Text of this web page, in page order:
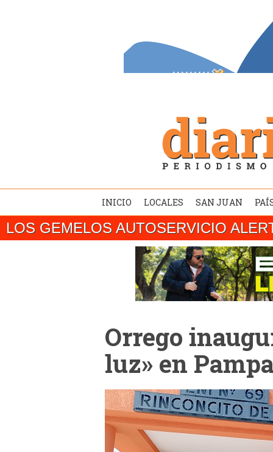
INICIO LOCALES SAN JUAN
LOS GEMELOS AUTOSERVICIO
SAN JUAN/ El gobernador Marcelo
Orrego
luz» en